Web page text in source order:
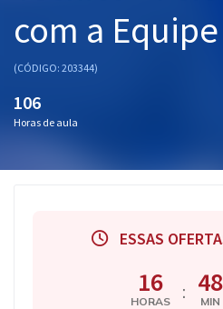
Aprovados
com a
(CÓDIGO: 203344)
106
Horas de aula
ESSAS
16
HORAS : 48
MIN